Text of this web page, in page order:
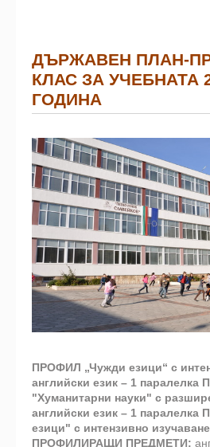
ДЪРЖАВЕН ПЛАН-
КЛАС ЗА УЧЕБНАТА
ГОДИНА
ПРОФИЛ „Чужди езици“ с
английски език – 1 паралелка
"Хуманитарни науки" с
английски език – 1 паралелка
езици" с интензивно
ПРОФИЛИРАЩИ ПРЕДМЕТИ: